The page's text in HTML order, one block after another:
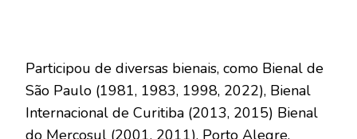
Participou de diversas bienais, como Bienal de
São Paulo (1981, 1983, 1998, 2022), Bienal
Internacional de Curitiba (2013, 2015) Bienal